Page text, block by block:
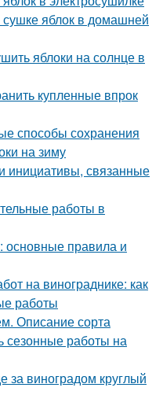
яблок в домашней
яблоки на солнце в
купленные впрок
способы сохранения
на зиму
инициативы, связанные
работы в
основные правила и
на винограднике: как
работы
Описание сорта
сезонные работы на
за виноградом круглый